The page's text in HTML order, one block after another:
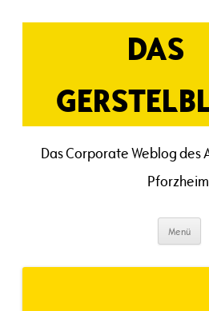
Inhalt
DAS
Das Corporate Weblog des
Menü